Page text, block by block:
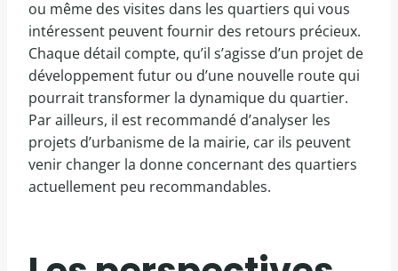
ou même des visites dans les quartiers qui vous
intéressent peuvent fournir des retours précieux.
Chaque détail compte, qu’il s’agisse d’un projet de
développement futur ou d’une nouvelle route qui
pourrait transformer la dynamique du quartier.
Par ailleurs, il est recommandé d’analyser les
projets d’urbanisme de la mairie, car ils peuvent
venir changer la donne concernant des quartiers
actuellement peu recommandables.